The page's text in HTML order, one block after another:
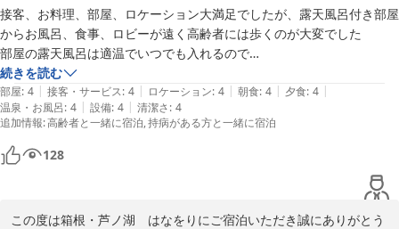
またのお越しを心よりお待ちしております。
クチコミのご投稿ありがとうございました。
箱根・芦ノ湖 はなをり（オリックスホテルズ＆リゾーツ）
2026-08-06
接客、お料理、部屋、ロケーション大満足でしたが、露天風呂付き部屋
からお風呂、食事、ロビーが遠く高齢者には歩くのが大変でした
部屋の露天風呂は適温でいつでも入れるので
凄く気に入りました
お料理やデザートのクオリティが高くお刺身などの新鮮さにも大満足で
した
又是非行きたいと思っています
お世話になり有り難うございました
続きを読む
部屋: 4 | 接客・サービス: 4 | ロケーション: 4 | 朝食: 4 | 夕食: 4 |
温泉・お風呂: 4 | 設備: 4 | 清潔さ: 4
追加情報:高齢者と一緒に宿泊 持病がある方と一緒に宿泊
128
この度は箱根・芦ノ湖　はなをりにご宿泊いただき誠にありがとう